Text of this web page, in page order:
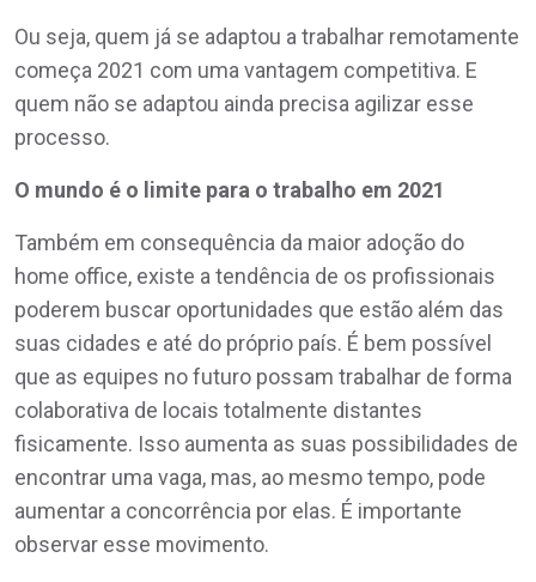
Ou seja, quem já se adaptou a trabalhar remotamente
começa 2021 com uma vantagem competitiva. E
quem não se adaptou ainda precisa agilizar esse
processo.
O mundo é o limite para o trabalho em 2021
Também em consequência da maior adoção do
home office, existe a tendência de os profissionais
poderem buscar oportunidades que estão além das
suas cidades e até do próprio país. É bem possível
que as equipes no futuro possam trabalhar de forma
colaborativa de locais totalmente distantes
fisicamente. Isso aumenta as suas possibilidades de
encontrar uma vaga, mas, ao mesmo tempo, pode
aumentar a concorrência por elas. É importante
observar esse movimento.